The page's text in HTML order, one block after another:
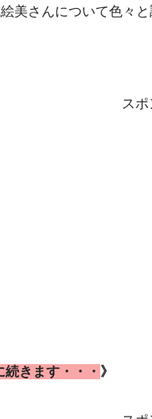
美さんについて色々と
スポ
きます・・・ 》